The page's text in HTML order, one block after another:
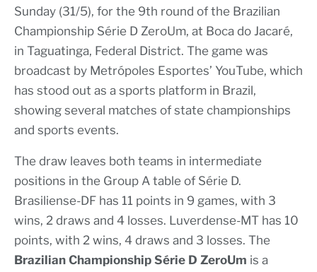
Sunday (31/5), for the 9th round of the Brazilian
Championship Série D ZeroUm, at Boca do Jacaré,
in Taguatinga, Federal District. The game was
broadcast by Metrópoles Esportes’ YouTube, which
has stood out as a sports platform in Brazil,
showing several matches of state championships
and sports events.
The draw leaves both teams in intermediate
positions in the Group A table of Série D.
Brasiliense-DF has 11 points in 9 games, with 3
wins, 2 draws and 4 losses. Luverdense-MT has 10
points, with 2 wins, 4 draws and 3 losses. The
Brazilian Championship Série D ZeroUm is a